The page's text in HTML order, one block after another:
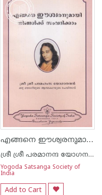
എങ്ങനെ ഈശ്വരനുമായി നിങ്ങൾക്ക് സംവദിക്കാം
ശ്രീ ശ്രീ പരമാനന്ദ യോഗനന്ദ
Yogoda Satsanga Society of
India
Add to Cart